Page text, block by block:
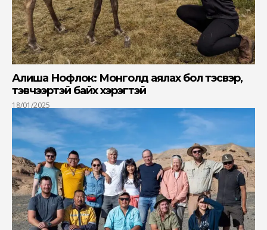
Алиша Нофлок: Монголд аялах бол тэсвэр,
тэвчээртэй байх хэрэгтэй
18/01/2025